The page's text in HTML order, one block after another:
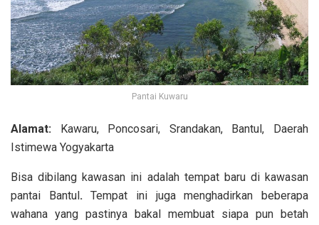
Pantai Kuwaru
Alamat:
Kawaru, Poncosari, Srandakan, Bantul, Daerah
Istimewa Yogyakarta
Bisa dibilang kawasan ini adalah tempat baru di kawasan
pantai Bantul .Tempat ini juga menghadirkan beberapa
wahana yang pastinya bakal membuat siapa pun betah